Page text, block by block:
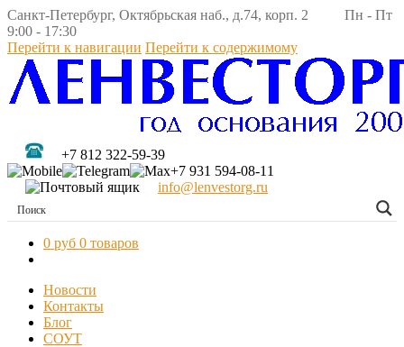
Санкт-Петербург, Октябрьская наб., д.74, корп. 2 Пн - Пт
9:00 - 17:30
Перейти к навигации Перейти к содержимому
+7 812 322-59-39
+7 931 594-08-11
info@lenvestorg.ru
0 руб 0 товаров
Новости
Контакты
Блог
СОУТ